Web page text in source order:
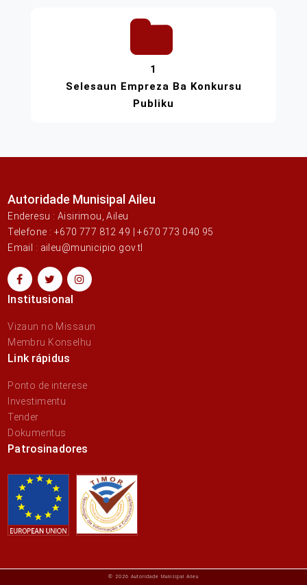
1
Selesaun Empreza Ba Konkursu
Publiku
Autoridade Munisipal Aileu
Enderesu : Aisirimou, Aileu
Telefone : +670 777 812 49 | +670 773 040 95
Email : aileu@municipio.gov.tl
Institusional
Vizaun no Missaun
Membru Konselhu
Link rápidus
Ponto de interese
Investimentu
Tender
Dokumentus
Patrosinadores
© 2026 Autoridade Munisipal Aileu